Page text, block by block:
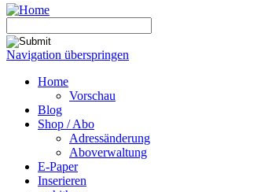
Navigation überspringen
Home
Vorschau
Blog
Shop / Abo
Adressänderung
Aboverwaltung
E-Paper
Inserieren